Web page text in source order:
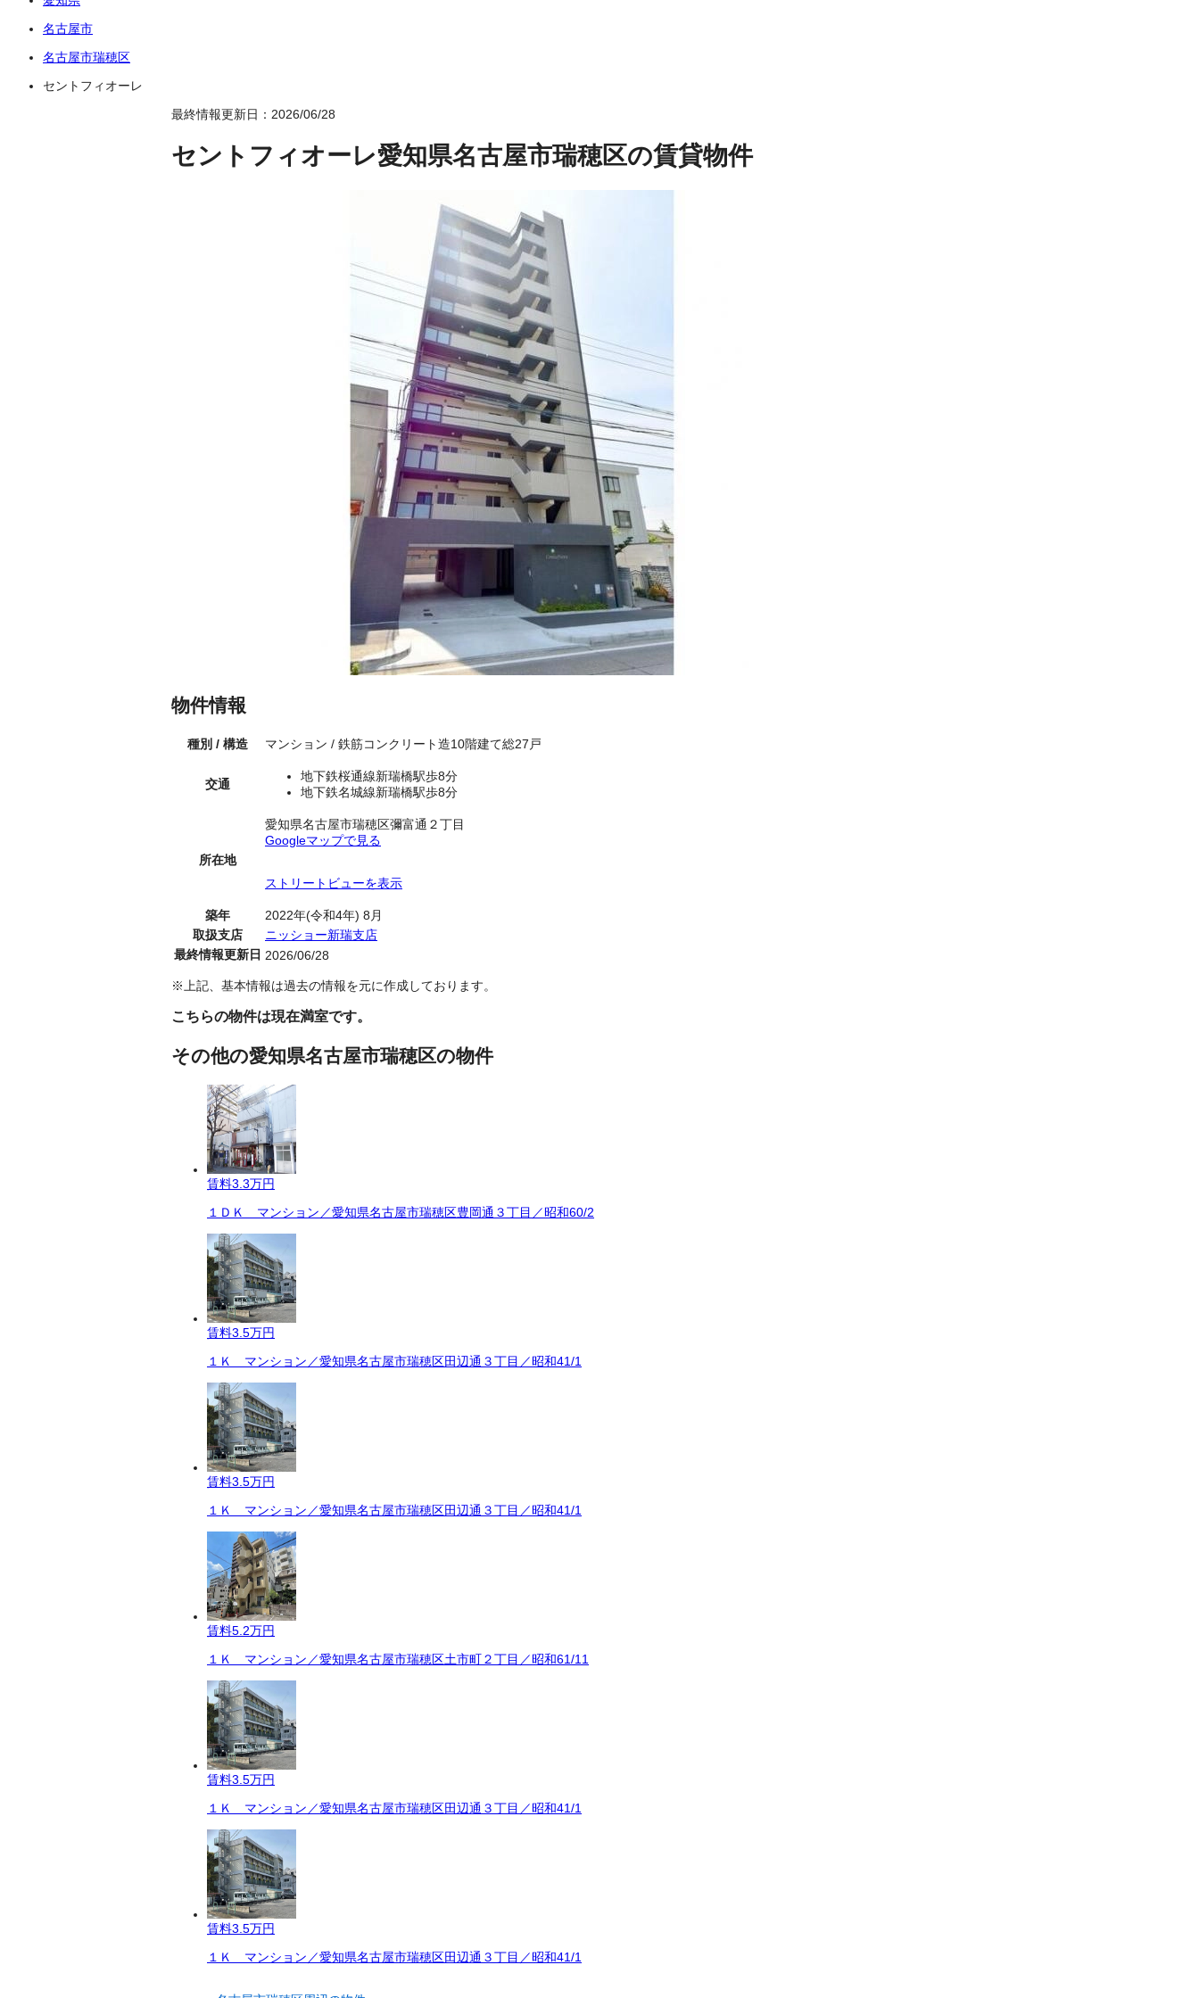
名古屋市
名古屋市瑞穂区
セントフィオーレ
最終情報更新日：2026/06/28
セントフィオーレ愛知県名古屋市瑞穂区の賃貸物件
物件情報
種別 / 構造 マンション / 鉄筋コンクリート造10階建て総27戸
交通
地下鉄桜通線新瑞橋駅歩8分
地下鉄名城線新瑞橋駅歩8分
所在地
愛知県名古屋市瑞穂区彌富通２丁目
Googleマップで見る
ストリートビューを表示
築年
2022年(令和4年) 8月
取扱支店
ニッショー新瑞支店
最終情報更新日 2026/06/28
※上記、基本情報は過去の情報を元に作成しております。
こちらの物件は現在満室です。
その他の愛知県名古屋市瑞穂区の物件
賃料3.3万円
１ＤＫ マンション／愛知県名古屋市瑞穂区豊岡通３丁目／昭和60/2
賃料3.5万円
１Ｋ マンション／愛知県名古屋市瑞穂区田辺通３丁目／昭和41/1
賃料3.5万円
１Ｋ マンション／愛知県名古屋市瑞穂区田辺通３丁目／昭和41/1
賃料5.2万円
１Ｋ マンション／愛知県名古屋市瑞穂区土市町２丁目／昭和61/11
賃料3.5万円
１Ｋ マンション／愛知県名古屋市瑞穂区田辺通３丁目／昭和41/1
賃料3.5万円
１Ｋ マンション／愛知県名古屋市瑞穂区田辺通３丁目／昭和41/1